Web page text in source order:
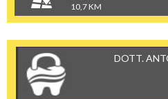
10,7 KM
DOTT.